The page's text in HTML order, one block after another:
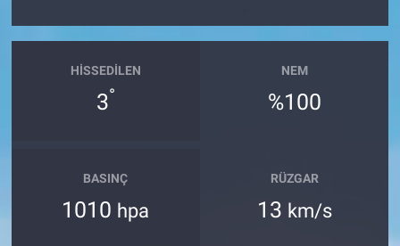
HISSEDILEN
3°
NEM
%100
BASINÇ
1010 hpa
RÜZGAR
13 km/s